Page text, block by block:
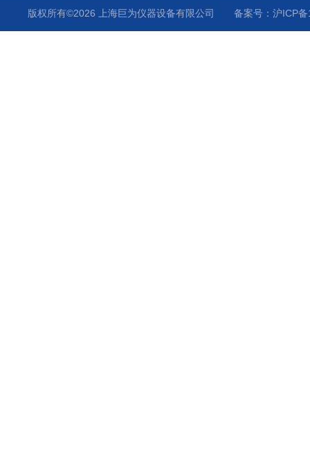
版权所有©2026 上海巨为仪器设备有限公司 备案号：沪ICP